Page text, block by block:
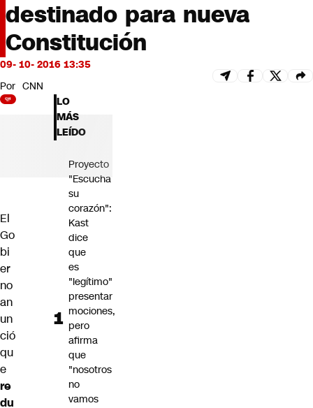
Bits
CNN tiempo
Futuro 360
destinado para nueva
Constitución
09- 10- 2016 13:35
Por CNN
El
Go
bi
er
no
an
un
ció
qu
e
re
du
LO
MÁS
LEÍDO
Proyecto
"Escucha
su
corazón":
Kast
dice
que
es
"legítimo"
presentar
mociones,
pero
afirma
que
"nosotros
no
vamos